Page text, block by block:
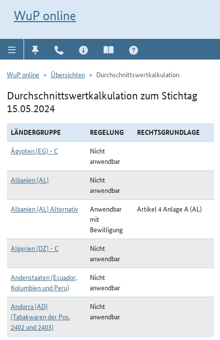
WuP online
WuP online Übersichten Durchschnittswertkalkulation
Durchschnittswertkalkulation zum Stichtag
15.05.2024
LÄNDERGRUPPE REGELUNG
RECHTSGRUNDLAGE
Ägypten (EG) - C
Nicht
anwendbar
Albanien (AL)
Nicht
anwendbar
Albanien (AL) Alternativ
Anwendbar
mit
Bewilligung
Artikel 4 Anlage A (AL)
Algerien (DZ) - C
Nicht
anwendbar
Andenstaaten (Ecuador,
Kolumbien und Peru)
Nicht
anwendbar
Andorra (AD)
(Tabakwaren der Pos.
2402 und 2403)
Nicht
anwendbar